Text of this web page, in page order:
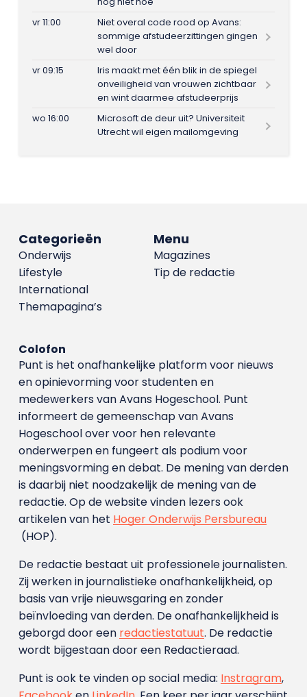
vr 11:00
Niet overal code rood op Avans:
sommige afstudeerzittingen gingen
wel door
vr 09:15
Iris maakt met één blik in de spiegel
onveiligheid van vrouwen zichtbaar
en wint daarmee afstudeerprijs
wo 16:00
Microsoft de deur uit? Universiteit
Utrecht wil eigen mailomgeving
Menu
Magazines
Tip de redactie
Categorieën
Onderwijs
Lifestyle
International
Themapagina’s
Colofon
Punt is het onafhankelijke platform voor nieuws
en opinievorming voor studenten en
medewerkers van Avans Hoge­school. Punt
informeert de gemeenschap van Avans
Hogeschool over voor hen relevante
onderwerpen en fungeert als podium voor
meningsvorming en debat. De mening van derden
is daarbij niet noodzakelijk de mening van de
redactie. Op de website vinden lezers ook
artikelen van het Hoger Onderwijs Persbureau
(HOP).
De redactie bestaat uit professionele journalisten.
Zij werken in journalistieke onafhankelijkheid, op
basis van vrije nieuwsgaring en zonder
beïnvloeding van derden. De onafhankelijkheid is
geborgd door een redactiestatuut. De redactie
wordt bijgestaan door een Redactieraad.
Punt is ook te vinden op social media: Instragram,